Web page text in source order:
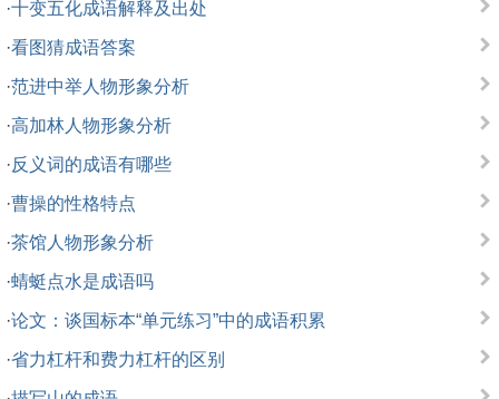
·十变五化成语解释及出处
·看图猜成语答案
·范进中举人物形象分析
·高加林人物形象分析
·反义词的成语有哪些
·曹操的性格特点
·茶馆人物形象分析
·蜻蜓点水是成语吗
·论文：谈国标本“单元练习”中的成语积累
·省力杠杆和费力杠杆的区别